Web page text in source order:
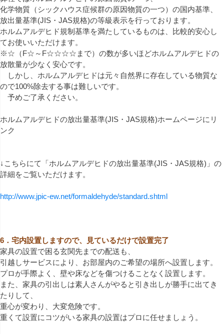
化学物質（シックハウス症候群の原因物質の一つ）の国内基準、
放出量基準(JIS・JAS規格)の等級表示を行っております。
ホルムアルデヒド規制基準を満たしているものは、比較的安心し
てお使いいただけます。
※☆（F☆～F☆☆☆☆まで）の数が多いほどホルムアルデヒドの
放散量が少なく安心です。
しかし、ホルムアルデヒドは元々自然界に存在している物質な
ので100%除去する事は難しいです。
予めご了承ください。
ホルムアルデヒドの放出量基準(JIS・JAS規格)ホームページにリ
ンク
↓こちらにて「ホルムアルデヒドの放出量基準(JIS・JAS規格)」の
詳細をご覧いただけます。
http://www.jpic-ew.net/formaldehyde/standard.shtml
6．宅内設置しますので、見ているだけで設置完了
家具の設置で困る玄関先までの配送も、
引越しサービスにより、お部屋内のご希望の場所へ設置します。
プロが手際よく、壁や床などを傷つけることなく設置します。
また、家具の引出しは素人さんがやると引き出しが勝手に出てき
たりして、
重心が変わり、大変危険です。
重くて設置にコツがいる家具の設置はプロに任せましょう。